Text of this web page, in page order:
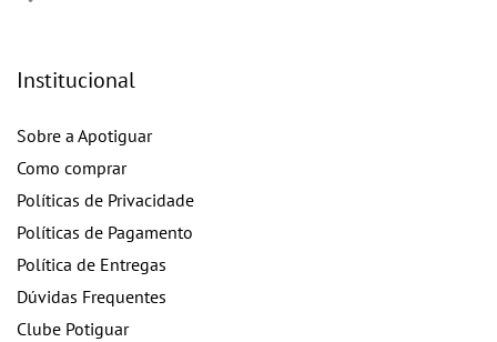
Institucional
Sobre a Apotiguar
Como comprar
Políticas de Privacidade
Políticas de Pagamento
Política de Entregas
Dúvidas Frequentes
Clube Potiguar